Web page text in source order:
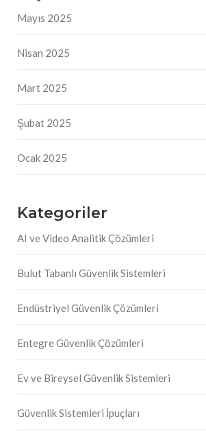
Mayıs 2025
Nisan 2025
Mart 2025
Şubat 2025
Ocak 2025
Kategoriler
AI ve Video Analitik Çözümleri
Bulut Tabanlı Güvenlik Sistemleri
Endüstriyel Güvenlik Çözümleri
Entegre Güvenlik Çözümleri
Ev ve Bireysel Güvenlik Sistemleri
Güvenlik Sistemleri İpuçları